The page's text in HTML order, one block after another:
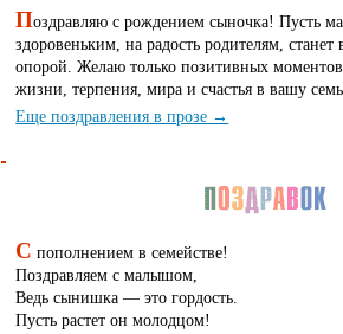
Поздравляю с рождением сыночка! Пусть
здоровеньким, на радость родителям,
опорой. Желаю только позитивных
жизни, терпения, мира и счастья в вашу
Еще поздравления в прозе →
С пополнением в семействе!
Поздравляем с малышом,
Ведь сынишка — это гордость.
Пусть растет он молодцом!